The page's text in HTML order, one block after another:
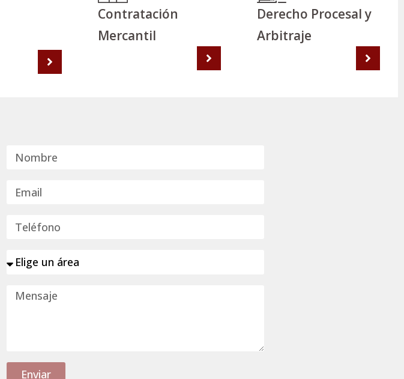
Contratación
Mercantil
Derecho Procesal y
Arbitraje
Enviar